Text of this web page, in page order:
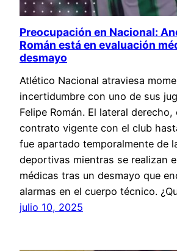
Preocupación en Nacional:
Román está en evaluación
desmayo
Atlético Nacional atraviesa
incertidumbre con uno de sus
Felipe Román. El lateral
contrato vigente con el club
fue apartado temporalmente de
deportivas mientras se realizan
médicas tras un desmayo que
alarmas en el cuerpo técnico.
julio 10, 2025